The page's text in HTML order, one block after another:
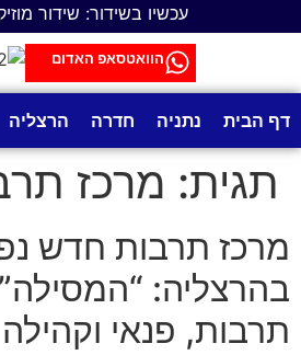
עכשיו בשידור: שידור
הוואטסאפ האדום
דף הבית נתניה חדרה הרצליה
תגית: מרכז
מרכז תרבות חדש
בהרצליה:
תרבות, פנאי וקהילה